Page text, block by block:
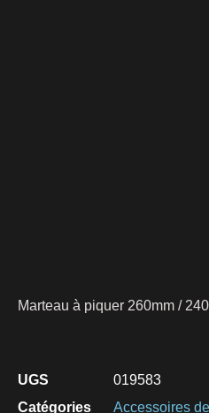
Marteau à piquer 260mm /
UGS
019583
Catégories
Accessoires